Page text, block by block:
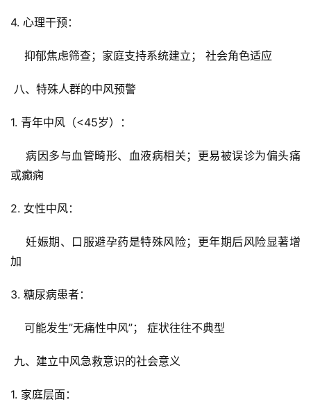
4. 心理干预：
抑郁焦虑筛查；家庭支持系统建立； 社会角色适应
八、特殊人群的中风预警
1. 青年中风（<45岁）：
病因多与血管畸形、血液病相关；更易被误诊为偏头痛
或癫痫
2. 女性中风：
妊娠期、口服避孕药是特殊风险；更年期后风险显著增
加
3. 糖尿病患者：
可能发生”无痛性中风”； 症状往往不典型
九、建立中风急救意识的社会意义
1. 家庭层面：